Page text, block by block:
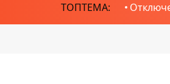
ТОПТЕМА: